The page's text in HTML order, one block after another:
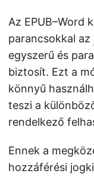
Az EPUB–Word
parancsokkal az
egyszerű és
biztosít. Ezt a
könnyű
teszi a
rendelkező
Ennek a
hozzáférési